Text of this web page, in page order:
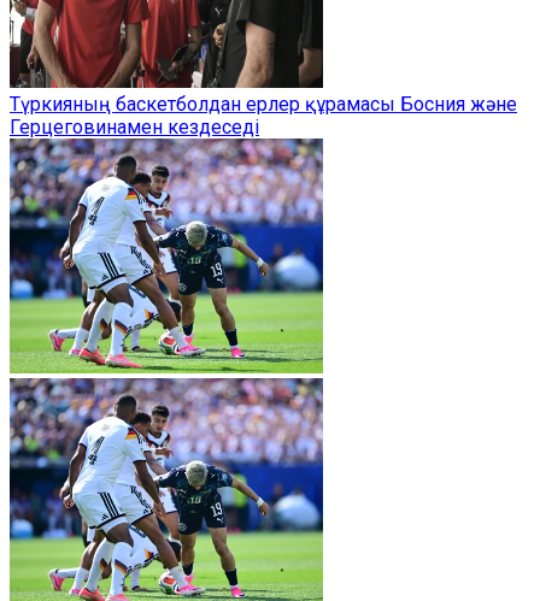
Түркияның баскетболдан ерлер құрамасы Босния және
Герцеговинамен кездеседі